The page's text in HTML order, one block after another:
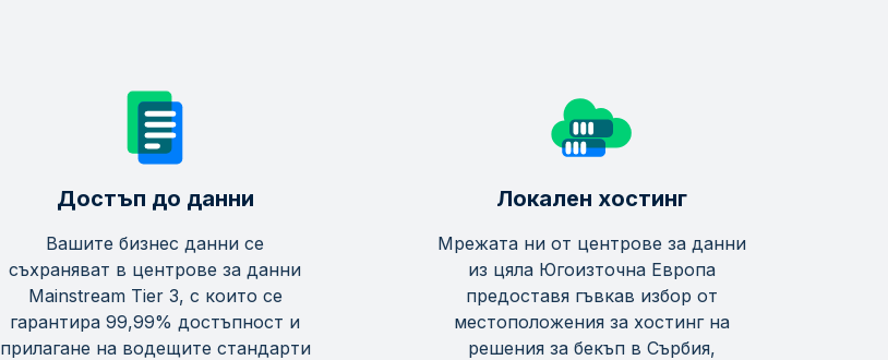
Достъп до данни
Вашите бизнес данни се
съхраняват в центрове за данни
Mainstream Tier 3, с които се
гарантира 99,99% достъпност и
прилагане на водещите стандарти
Локален хостинг
Мрежата ни от центрове за данни
из цяла Югоизточна Европа
предоставя гъвкав избор от
местоположения за хостинг на
решения за бекъп в Сърбия,